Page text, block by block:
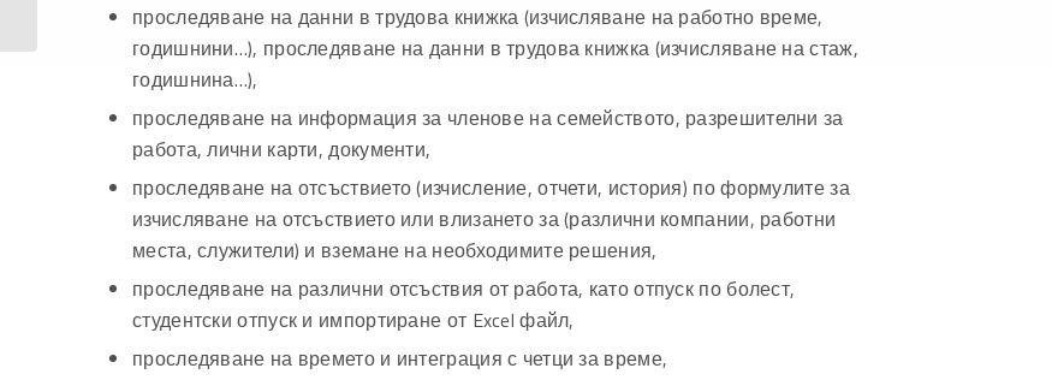
проследяване на данни в трудова книжка (изчисляване на работно време,
годишнини…), проследяване на данни в трудова книжка (изчисляване на стаж,
годишнина…),
проследяване на информация за членове на семейството, разрешителни за
работа, лични карти, документи,
проследяване на отсъствието (изчисление, отчети, история) по формулите за
изчисляване на отсъствието или влизането за (различни компании, работни
места, служители) и вземане на необходимите решения,
проследяване на различни отсъствия от работа, като отпуск по болест,
студентски отпуск и импортиране от Excel файл,
проследяване на времето и интеграция с четци за време,